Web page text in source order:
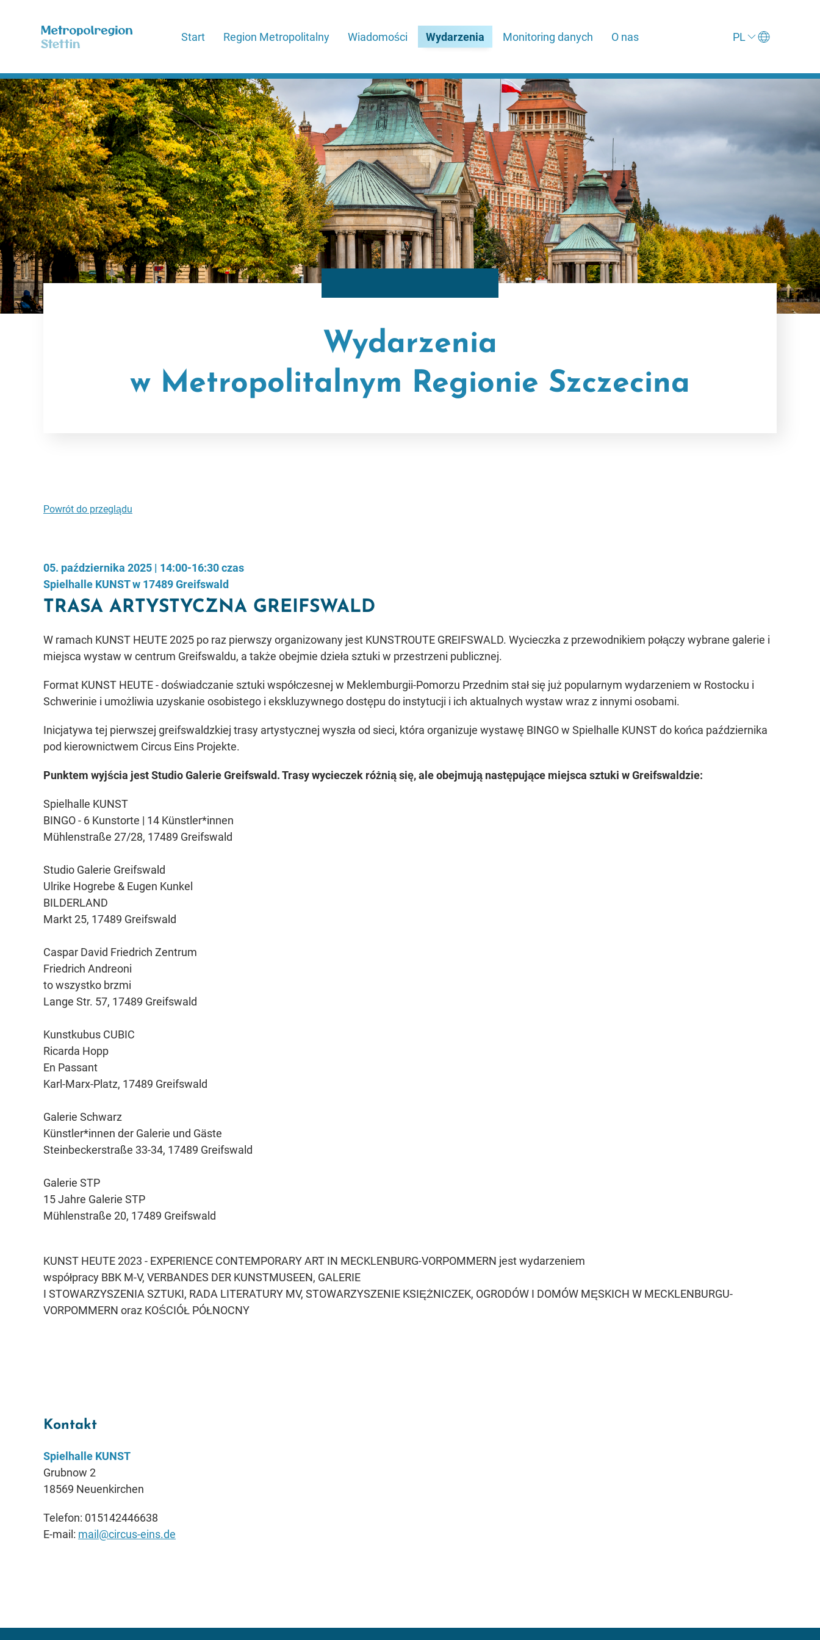
Start Region Metropolitalny Wiadomości Wydarzenia Monitoring danych O nas PL
Wydarzenia
w Metropolitalnym Regionie Szczecina
Powrót do przeglądu
05. października 2025 | 14:00-16:30 czas
Spielhalle KUNST w 17489 Greifswald
TRASA ARTYSTYCZNA GREIFSWALD
W ramach KUNST HEUTE 2025 po raz pierwszy organizowany jest KUNSTROUTE GREIFSWALD. Wycieczka z przewodnikiem połączy wybrane galerie i
miejsca wystaw w centrum Greifswaldu, a także obejmie dzieła sztuki w przestrzeni publicznej.
Format KUNST HEUTE - doświadczanie sztuki współczesnej w Meklemburgii-Pomorzu Przednim stał się już popularnym wydarzeniem w Rostocku i
Schwerinie i umożliwia uzyskanie osobistego i ekskluzywnego dostępu do instytucji i ich aktualnych wystaw wraz z innymi osobami.
Inicjatywa tej pierwszej greifswaldzkiej trasy artystycznej wyszła od sieci, która organizuje wystawę BINGO w Spielhalle KUNST do końca października
pod kierownictwem Circus Eins Projekte.
Punktem wyjścia jest Studio Galerie Greifswald. Trasy wycieczek różnią się, ale obejmują następujące miejsca sztuki w Greifswaldzie:
Spielhalle KUNST
BINGO - 6 Kunstorte | 14 Künstler*innen
Mühlenstraße 27/28, 17489 Greifswald
Studio Galerie Greifswald
Ulrike Hogrebe & Eugen Kunkel
BILDERLAND
Markt 25, 17489 Greifswald
Caspar David Friedrich Zentrum
Friedrich Andreoni
to wszystko brzmi
Lange Str. 57, 17489 Greifswald
Kunstkubus CUBIC
Ricarda Hopp
En Passant
Karl-Marx-Platz, 17489 Greifswald
Galerie Schwarz
Künstler*innen der Galerie und Gäste
Steinbeckerstraße 33-34, 17489 Greifswald
Galerie STP
15 Jahre Galerie STP
Mühlenstraße 20, 17489 Greifswald
KUNST HEUTE 2023 - EXPERIENCE CONTEMPORARY ART IN MECKLENBURG-VORPOMMERN jest wydarzeniem
współpracy BBK M-V, VERBANDES DER KUNSTMUSEEN, GALERIE
I STOWARZYSZENIA SZTUKI, RADA LITERATURY MV, STOWARZYSZENIE KSIĘŻNICZEK, OGRODÓW I DOMÓW MĘSKICH W MECKLENBURGU-
VORPOMMERN oraz KOŚCIÓŁ PÓŁNOCNY
Kontakt
Spielhalle KUNST
Grubnow 2
18569 Neuenkirchen
Telefon: 015142446638
E-mail: mail@circus-eins.de